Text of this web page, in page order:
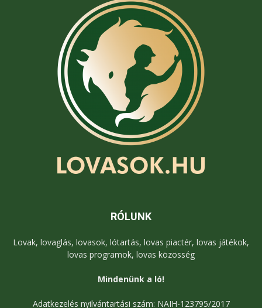
RÓLUNK
Lovak, lovaglás, lovasok, lótartás, lovas piactér, lovas játékok,
lovas programok, lovas közösség
Mindenünk a ló!
Adatkezelés nyilvántartási szám: NAIH-123795/2017